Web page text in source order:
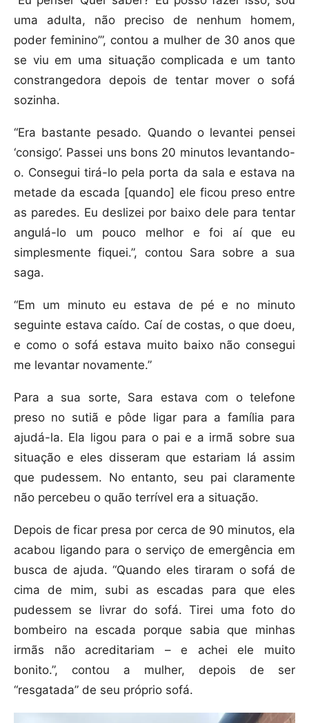
uma adulta, não preciso de nenhum homem,
poder feminino’”, contou a mulher de 30 anos que
se viu em uma situação complicada e um tanto
constrangedora depois de tentar mover o sofá
sozinha.
“Era bastante pesado. Quando o levantei pensei
‘consigo’. Passei uns bons 20 minutos levantando-
o. Consegui tirá-lo pela porta da sala e estava na
metade da escada [quando] ele ficou preso entre
as paredes. Eu deslizei por baixo dele para tentar
angulá-lo um pouco melhor e foi aí que eu
simplesmente fiquei.”, contou Sara sobre a sua
saga.
“Em um minuto eu estava de pé e no minuto
seguinte estava caído. Caí de costas, o que doeu,
e como o sofá estava muito baixo não consegui
me levantar novamente.”
Para a sua sorte, Sara estava com o telefone
preso no sutiã e pôde ligar para a família para
ajudá-la. Ela ligou para o pai e a irmã sobre sua
situação e eles disseram que estariam lá assim
que pudessem. No entanto, seu pai claramente
não percebeu o quão terrível era a situação.
Depois de ficar presa por cerca de 90 minutos, ela
acabou ligando para o serviço de emergência em
busca de ajuda. “Quando eles tiraram o sofá de
cima de mim, subi as escadas para que eles
pudessem se livrar do sofá. Tirei uma foto do
bombeiro na escada porque sabia que minhas
irmãs não acreditariam – e achei ele muito
bonito.”, contou a mulher, depois de ser
“resgatada” de seu próprio sofá.